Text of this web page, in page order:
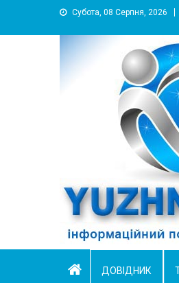
Субота, 08 Серпня, 2026
информационный
ДОВІДНИК